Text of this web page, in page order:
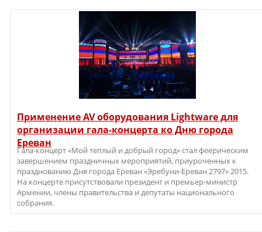
Применение AV оборудования Lightware для
организации гала-концерта ко Дню города
Ереван
Гала-концерт «Мой теплый и добрый город» стал феерическим
завершением праздничных мероприятий, приуроченных к
празднованию Дня города Ереван «Эребуни-Ереван 2797» 2015.
На концерте присутствовали президент и премьер-министр
Армении, члены правительства и депутаты национального
собрания.